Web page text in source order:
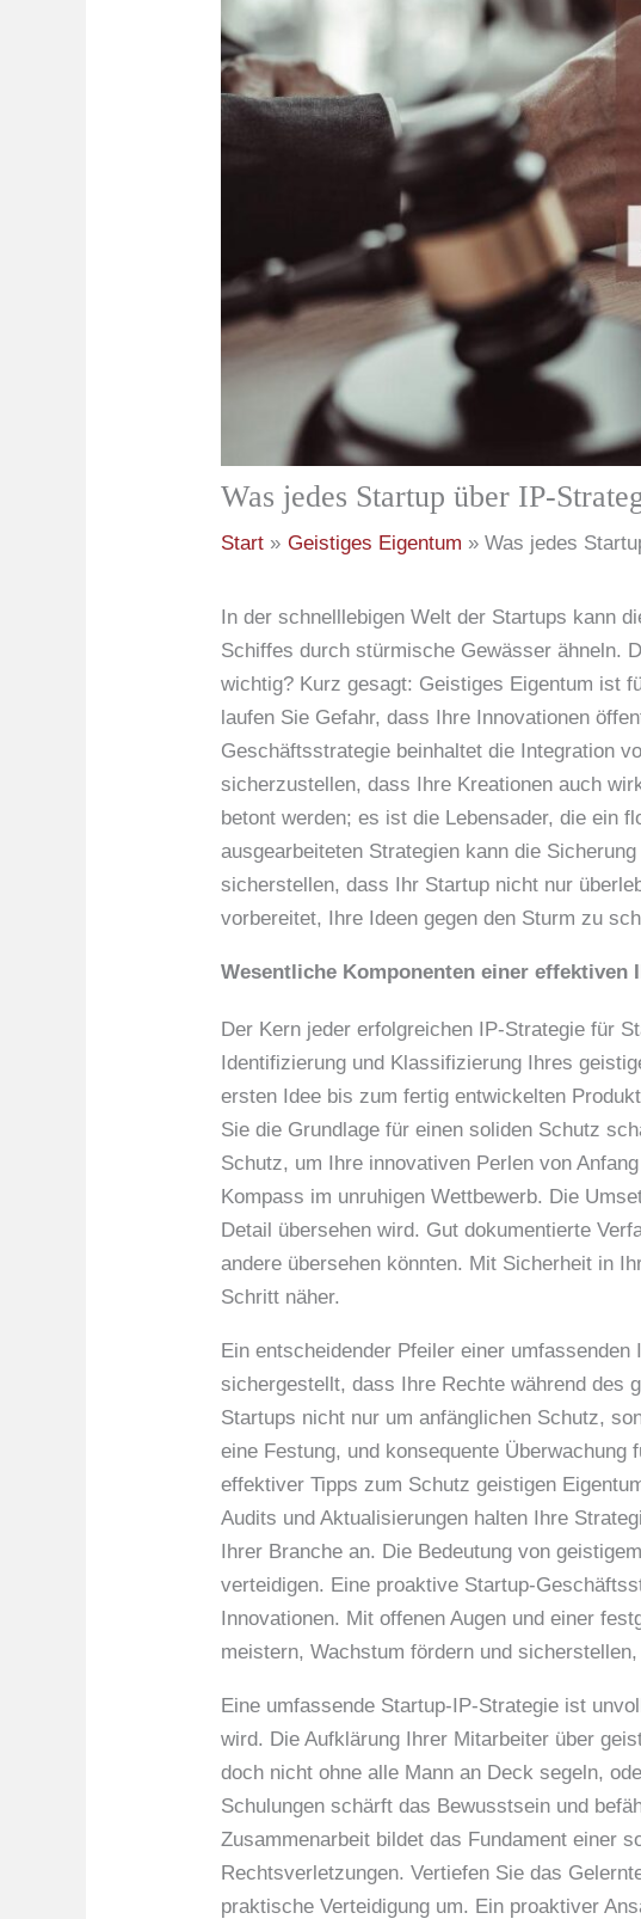
Was jedes Startup über IP-
Start Geistiges Eigentum Was jedes
In der schnelllebigen Welt der Startups kann
Schiffes durch stürmische Gewässer ähneln.
wichtig? Kurz gesagt: Geistiges Eigentum ist
laufen Sie Gefahr, dass Ihre Innovationen
Geschäftsstrategie beinhaltet die Integration
sicherzustellen, dass Ihre Kreationen auch
betont werden; es ist die Lebensader, die ein
ausgearbeiteten Strategien kann die
sicherstellen, dass Ihr Startup nicht nur
vorbereitet, Ihre Ideen gegen den Sturm zu
Wesentliche Komponenten einer effektiven
Der Kern jeder erfolgreichen IP-Strategie für
Identifizierung und Klassifizierung Ihres
ersten Idee bis zum fertig entwickelten
Sie die Grundlage für einen soliden Schutz
Schutz, um Ihre innovativen Perlen von
Kompass im unruhigen Wettbewerb. Die
Detail übersehen wird. Gut dokumentierte
andere übersehen könnten. Mit Sicherheit in
Schritt näher.
Ein entscheidender Pfeiler einer
sichergestellt, dass Ihre Rechte während des
Startups nicht nur um anfänglichen Schutz,
eine Festung, und konsequente
effektiver Tipps zum Schutz geistigen
Audits und Aktualisierungen halten Ihre
Ihrer Branche an. Die Bedeutung von
verteidigen. Eine proaktive Startup-
Innovationen. Mit offenen Augen und einer
meistern, Wachstum fördern und
Eine umfassende Startup-IP-Strategie ist
wird. Die Aufklärung Ihrer Mitarbeiter über
doch nicht ohne alle Mann an Deck segeln,
Schulungen schärft das Bewusstsein und
Zusammenarbeit bildet das Fundament einer
Rechtsverletzungen. Vertiefen Sie das
praktische Verteidigung um. Ein proaktiver